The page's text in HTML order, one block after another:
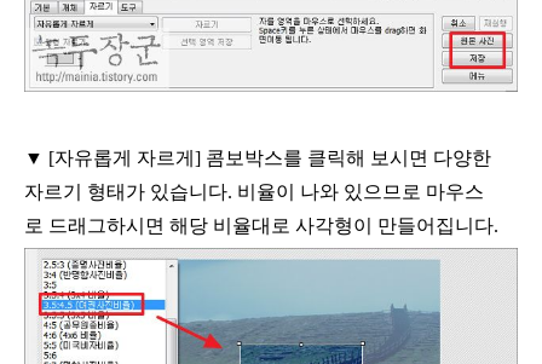
▼ [자유롭게 자르게 ] 콤보박스를 클릭해 보시면 다양한
자르기 형태가 있습니다. 비율이 나와 있으므로 마우스
로 드래그하시면 해당 비율대로 사각형이 만들어집니다.